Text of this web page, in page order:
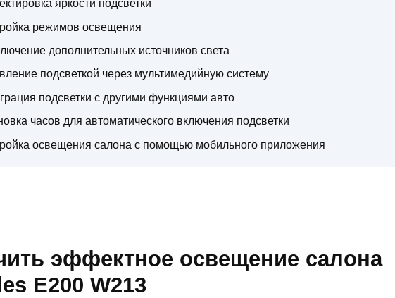
яркости подсветки
режимов освещения
дополнительных источников света
подсветкой через мультимедийную систему
подсветки с другими функциями авто
часов для автоматического включения подсветки
освещения салона с помощью мобильного приложения
эффектное освещение салона
E200 W213